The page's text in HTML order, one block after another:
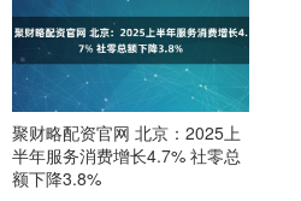
聚财略配资官网 北京：2025上
半年服务消费增长4.7% 社零总
额下降3.8%